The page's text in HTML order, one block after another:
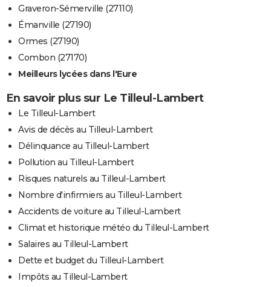
Graveron-Sémerville (27110)
Émanville (27190)
Ormes (27190)
Combon (27170)
Meilleurs lycées dans l'Eure
En savoir plus sur Le Tilleul-Lambert
Le Tilleul-Lambert
Avis de décès au Tilleul-Lambert
Délinquance au Tilleul-Lambert
Pollution au Tilleul-Lambert
Risques naturels au Tilleul-Lambert
Nombre d'infirmiers au Tilleul-Lambert
Accidents de voiture au Tilleul-Lambert
Climat et historique météo du Tilleul-Lambert
Salaires au Tilleul-Lambert
Dette et budget du Tilleul-Lambert
Impôts au Tilleul-Lambert